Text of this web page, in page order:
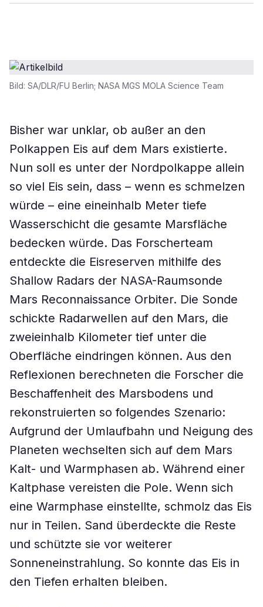
Bild: SA/DLR/FU Berlin; NASA MGS MOLA Science Team
Bisher war unklar, ob außer an den
Polkappen Eis auf dem Mars existierte.
Nun soll es unter der Nordpolkappe allein
so viel Eis sein, dass – wenn es schmelzen
würde – eine eineinhalb Meter tiefe
Wasserschicht die gesamte Marsfläche
bedecken würde. Das Forscherteam
entdeckte die Eisreserven mithilfe des
Shallow Radars der NASA-Raumsonde
Mars Reconnaissance Orbiter. Die Sonde
schickte Radarwellen auf den Mars, die
zweieinhalb Kilometer tief unter die
Oberfläche eindringen können. Aus den
Reflexionen berechneten die Forscher die
Beschaffenheit des Marsbodens und
rekonstruierten so folgendes Szenario:
Aufgrund der Umlaufbahn und Neigung des
Planeten wechselten sich auf dem Mars
Kalt- und Warmphasen ab. Während einer
Kaltphase vereisten die Pole. Wenn sich
eine Warmphase einstellte, schmolz das Eis
nur in Teilen. Sand überdeckte die Reste
und schützte sie vor weiterer
Sonneneinstrahlung. So konnte das Eis in
den Tiefen erhalten bleiben.